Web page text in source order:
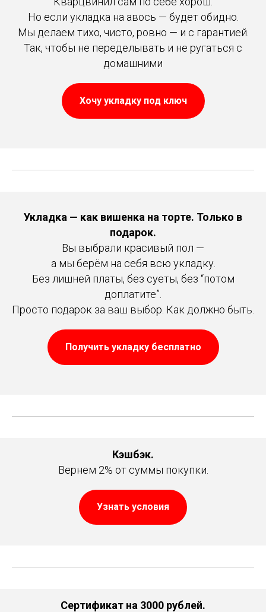
Но если укладка на авось — будет обидно.
Мы делаем тихо, чисто, ровно — и с гарантией.
Так, чтобы не переделывать и не ругаться с
домашними
Хочу укладку под ключ
Укладка — как вишенка на торте. Только в
подарок.
Вы выбрали красивый пол —
а мы берём на себя всю укладку.
Без лишней платы, без суеты, без “потом
доплатите”.
Просто подарок за ваш выбор. Как должно быть.
Получить укладку бесплатно
Кэшбэк.
Вернем 2% от суммы покупки.
Узнать условия
Сертификат на 3000 рублей.